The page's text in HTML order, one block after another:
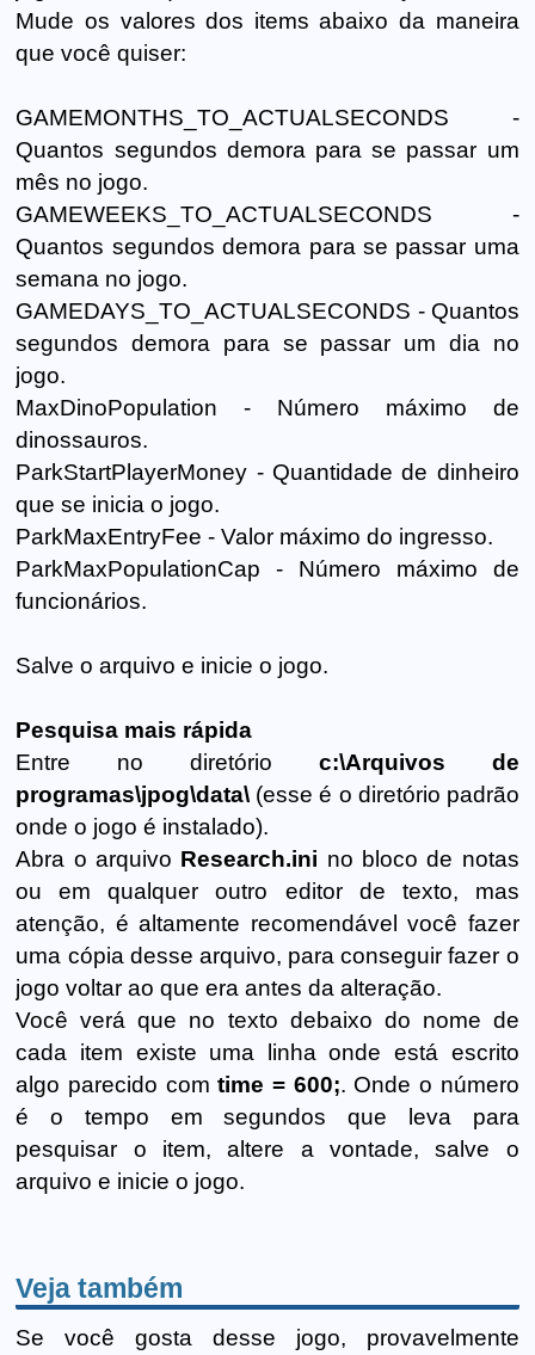
Mude os valores dos items abaixo da maneira
que você quiser:
GAMEMONTHS_TO_ACTUALSECONDS -
Quantos segundos demora para se passar um
mês no jogo.
GAMEWEEKS_TO_ACTUALSECONDS -
Quantos segundos demora para se passar uma
semana no jogo.
GAMEDAYS_TO_ACTUALSECONDS - Quantos
segundos demora para se passar um dia no
jogo.
MaxDinoPopulation - Número máximo de
dinossauros.
ParkStartPlayerMoney - Quantidade de dinheiro
que se inicia o jogo.
ParkMaxEntryFee - Valor máximo do ingresso.
ParkMaxPopulationCap - Número máximo de
funcionários.
Salve o arquivo e inicie o jogo.
Pesquisa mais rápida
Entre no diretório c:\Arquivos de
programas\jpog\data\ (esse é o diretório padrão
onde o jogo é instalado).
Abra o arquivo Research.ini no bloco de notas
ou em qualquer outro editor de texto, mas
atenção, é altamente recomendável você fazer
uma cópia desse arquivo, para conseguir fazer o
jogo voltar ao que era antes da alteração.
Você verá que no texto debaixo do nome de
cada item existe uma linha onde está escrito
algo parecido comtime = 600;. Onde o número
é o tempo em segundos que leva para
pesquisar o item, altere a vontade, salve o
arquivo e inicie o jogo.
Veja também
Se você gosta desse jogo, provavelmente